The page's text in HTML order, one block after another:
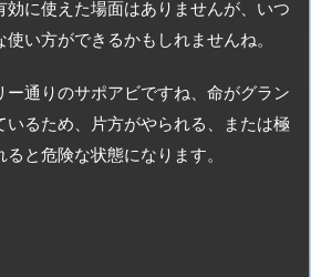
に使えた場面はありませんが、いつ
い方ができるかもしれませんね。
ー通りのサポアビですね、命がグラン
るため、片方がやられる、または極
と危険な状態になります。